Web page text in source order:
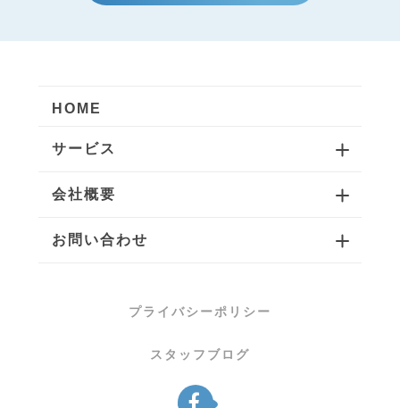
HOME
サービス
会社概要
お問い合わせ
プライバシーポリシー
スタッフブログ